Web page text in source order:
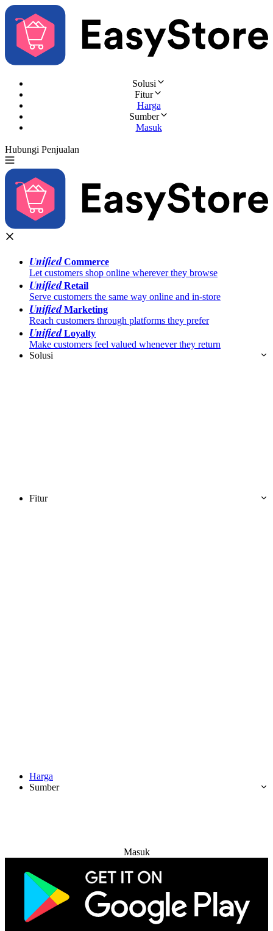
Solusi
Fitur
Harga
Sumber
Masuk
Hubungi Penjualan
UnifiedCommerce
Let customers shop online wherever they browse
UnifiedRetail
Serve customers the same way online and in-store
UnifiedMarketing
Reach customers through platforms they prefer
UnifiedLoyalty
Make customers feel valued whenever they return
Solusi
Fitur
Harga
Sumber
Masuk